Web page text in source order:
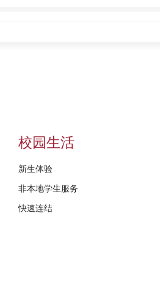
校园生活
新生体验
非本地学生服务
快速连结